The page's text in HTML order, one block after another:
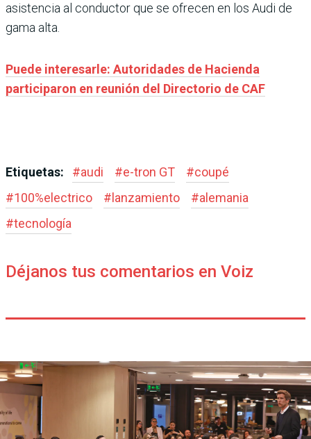
asistencia al conductor que se ofrecen en los Audi de
gama alta.
Puede interesarle: Autoridades de Hacienda
participaron en reunión del Directorio de CAF
Etiquetas: #audi #e-tron GT #coupé
#100%electrico # lanzamiento #alemania
#tecnología
Déjanos tus comentarios en Voiz